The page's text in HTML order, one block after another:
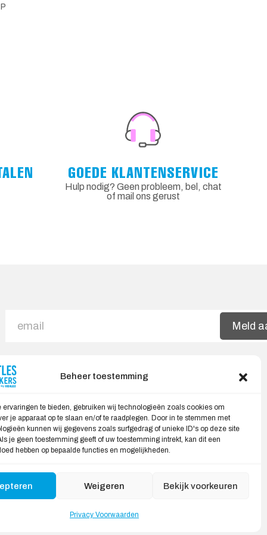
Beheer toestemming
ervaringen te bieden, gebruiken wij technologieën zoals cookies om
je apparaat op te slaan en/of te raadplegen. Door in te stemmen met
kunnen wij gegevens zoals surfgedrag of unieke ID's op deze site
je geen toestemming geeft of uw toestemming intrekt, kan dit een
hebben op bepaalde functies en mogelijkheden.
Weigeren Bekijk voorkeuren
Privacy Voorwaarden
GOEDE KLANTENSERVICE
Hulp nodig? Geen probleem, bel, chat
of mail ons gerust
Meld
Veilig Shoppen
My account
Winkelwagen